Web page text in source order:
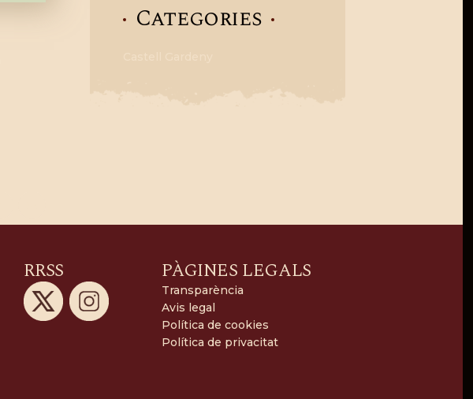
Categories
RRSS PÀGINES LEGALS
Transparència
Avis legal
Política de cookies
Política de privacitat